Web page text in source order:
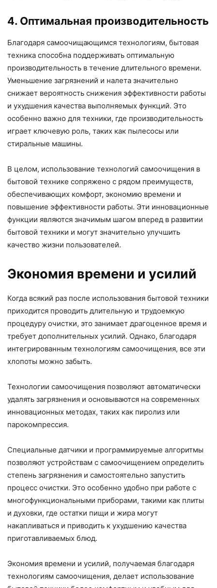
4. Оптимальная производительность
Благодаря самоочищающимся технологиям, бытовая
техника способна поддерживать оптимальную
производительность в течение длительного времени.
Уменьшение загрязнений и налета значительно
снижает вероятность снижения эффективности работы
и ухудшения качества выполняемых функций. Это
особенно важно для техники, где производительность
играет ключевую роль, таких как пылесосы или
стиральные машины.
В целом, использование технологий самоочищения в
бытовой технике сопряжено с рядом преимуществ,
обеспечивающих комфорт, экономию времени и
повышение эффективности работы. Эти инновационные
функции являются значимым шагом вперед в развитии
бытовой техники и могут значительно улучшить
качество жизни пользователей.
Экономия времени и усилий
Когда всякий раз после использования бытовой техники
приходится проводить длительную и трудоемкую
процедуру очистки, это занимает драгоценное время и
требует дополнительных усилий. Однако, благодаря
интегрированным технологиям самоочищения, все эти
хлопоты можно забыть.
Технологии самоочищения позволяют автоматически
удалять загрязнения и основываются на современных
инновационных методах, таких как пиролиз или
парокомпрессия.
Специальные датчики и программируемые алгоритмы
позволяют устройствам с самоочищением определить
степень загрязнения и самостоятельно запустить
процесс очистки. Это особенно удобно при работе с
многофункциональными приборами, такими как плиты
и духовки, где остатки пищи и жира могут
накапливаться и приводить к ухудшению качества
приготавливаемых блюд.
Экономия времени и усилий, получаемая благодаря
технологиям самоочищения, делает использование